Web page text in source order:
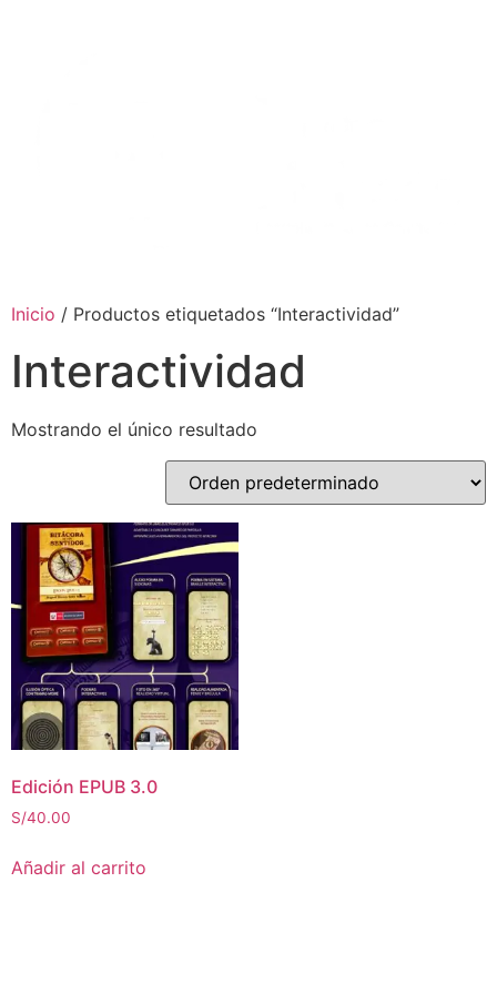
Inicio / Productos etiquetados “Interactividad”
Interactividad
Mostrando el único resultado
Edición EPUB 3.0
S/40.00
Añadir al carrito